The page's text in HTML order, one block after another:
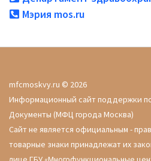
Мэрия mos.ru
mfcmoskvy.ru © 2026
Информационный сайт поддержки
Документы (МФЦ города Москва)
Сайт не является официальным -
товарные знаки принадлежат их